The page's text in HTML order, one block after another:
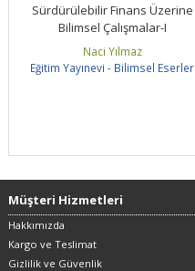
Sürdürülebilir Finans Üzerine
Bilimsel Çalışmalar-I
Naci Yılmaz
Eğitim Yayınevi - Bilimsel Eserler
Müşteri Hizmetleri
Hakkımızda
Kargo ve Teslimat
Gizlilik ve Güvenlik